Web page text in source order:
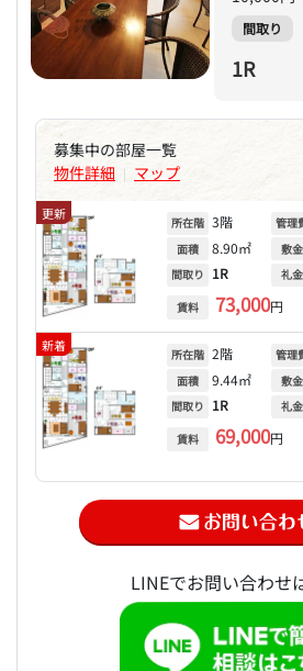
間取り
1R
募集中の部屋一覧
物件詳細 | マップ
更新
所在階 3階
面積 8.90㎡
間取り 1R
賃料 73,000円
管理
敷金
礼金
新着
所在階 2階
面積 9.44㎡
間取り 1R
賃料 69,000円
管理
敷金
礼金
LINEでお問い合わせ